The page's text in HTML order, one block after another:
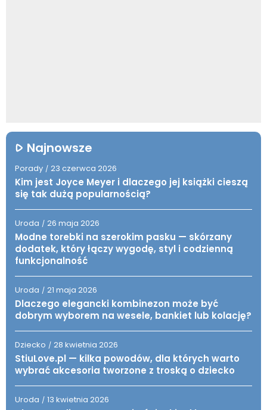
Najnowsze
Porady / 23 czerwca 2026
Kim jest Joyce Meyer i dlaczego jej książki cieszą
się tak dużą popularnością?
Uroda / 26 maja 2026
Modne torebki na szerokim pasku — skórzany
dodatek, który łączy wygodę, styl i codzienną
funkcjonalność
Uroda / 21 maja 2026
Dlaczego elegancki kombinezon może być
dobrym wyborem na wesele, bankiet lub kolację?
Dziecko / 28 kwietnia 2026
StiuLove.pl — kilka powodów, dla których warto
wybrać akcesoria tworzone z troską o dziecko
Uroda / 13 kwietnia 2026